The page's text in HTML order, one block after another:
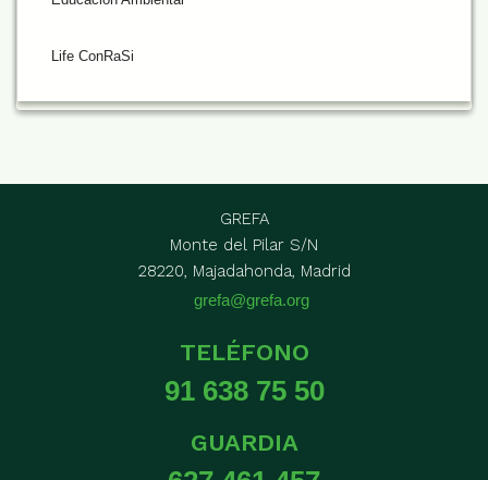
Life ConRaSi
GREFA
Monte del Pilar S/N
28220, Majadahonda, Madrid
grefa@grefa.org
TELÉFONO
91 638 75 50
GUARDIA